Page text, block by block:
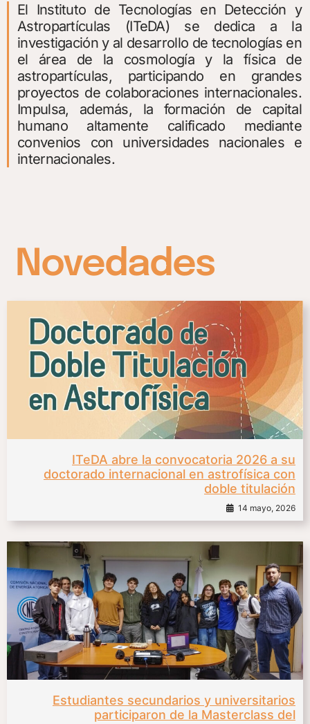
El Instituto de Tecnologías en Detección y
Astropartículas (ITeDA) se dedica a la
investigación y al desarrollo de tecnologías en
el área de la cosmología y la física de
astropartículas, participando en grandes
proyectos de colaboraciones internacionales.
Impulsa, además, la formación de capital
humano altamente calificado mediante
convenios con universidades nacionales e
internacionales.
Novedades
ITeDA abre la convocatoria 2026 a su
doctorado internacional en astrofísica con
doble titulación
14 mayo, 2026
Estudiantes secundarios y universitarios
participaron de la Masterclass del